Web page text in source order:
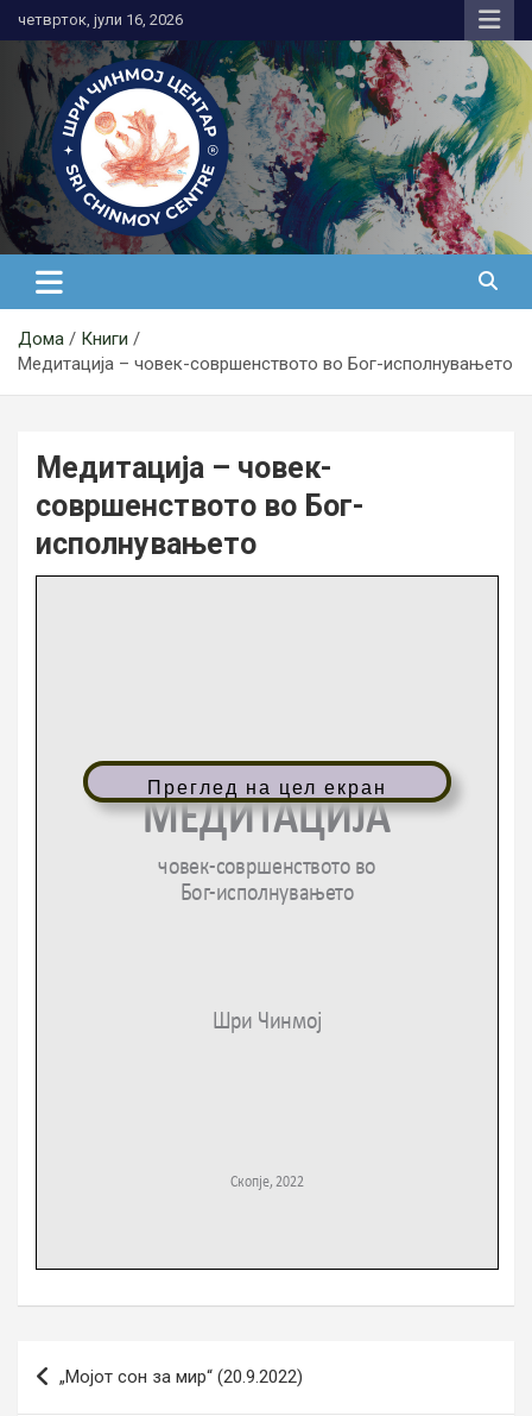
to
content
четврток, јули 16, 2026
Медитација
Дома
Книги
Медитација – човек-совршенството во Бог-исполнувањето
Медитација – човек-
совршенството во Бог-
исполнувањето
Преглед на цел екран
Навигација
на
„Мојот сон за мир“ (20.9.2022)